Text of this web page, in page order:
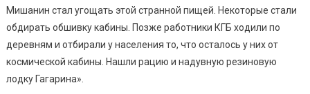
Мишанин стал угощать этой странной пищей. Некоторые стали
обдирать обшивку кабины. Позже работники КГБ ходили по
деревням и отбирали у населения то, что осталось у них от
космической кабины. Нашли рацию и надувную резиновую
лодку Гагарина».